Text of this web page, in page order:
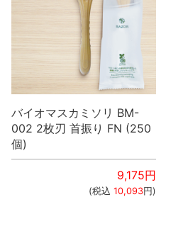
バイオマスカミソリ BM-
002 2枚刃 首振り FN (250
個)
9,175円
(税込10,093円)